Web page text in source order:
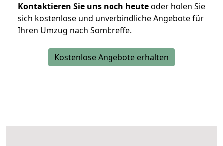
Kontaktieren Sie uns noch heuteoder holen Sie
sich kostenlose und unverbindliche Angebote für
Ihren Umzug nach Sombreffe.
Kostenlose Angebote erhalten